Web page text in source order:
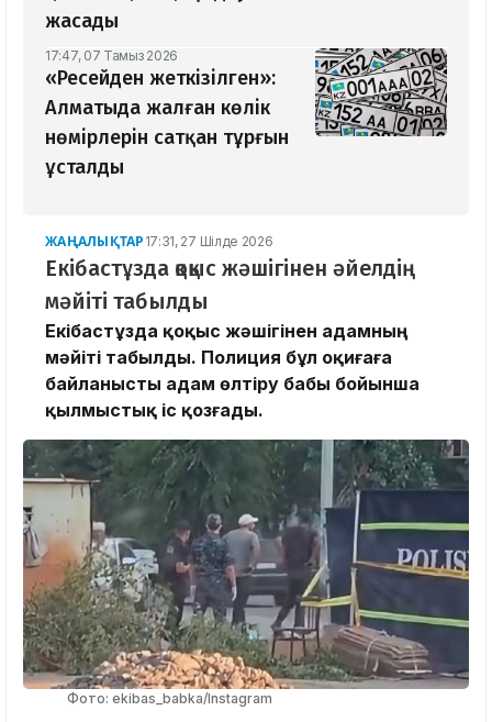
жасады
17:47, 07 Тамыз 2026
«Ресейден жеткізілген»:
Алматыда жалған көлік
нөмірлерін сатқан тұрғын
ұсталды
ЖАҢАЛЫҚТАР 17:31, 27 Шілде 2026
Екібастұзда қоқыс жәшігінен әйелдің
мәйіті табылды
Екібастұзда қоқыс жәшігінен адамның
мәйіті табылды. Полиция бұл оқиғаға
байланысты адам өлтіру бабы бойынша
қылмыстық іс қозғады.
Фото: ekibas_babka/Instagram